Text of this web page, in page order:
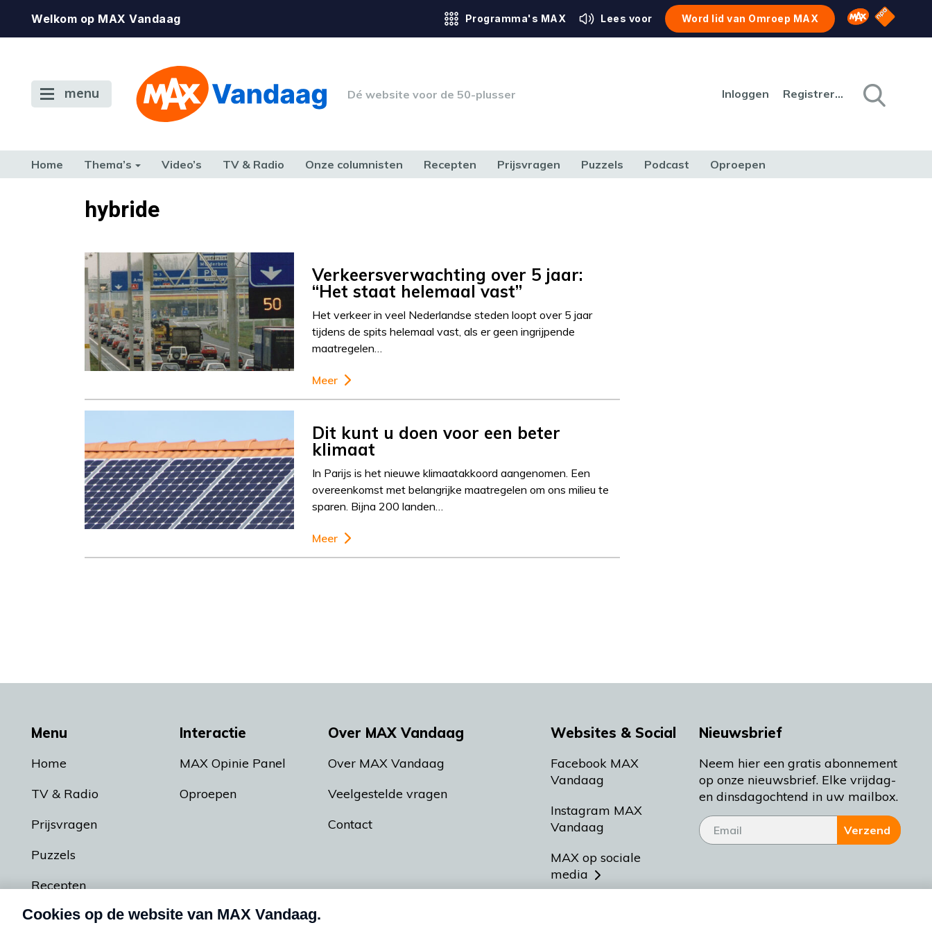
Welkom op MAX Vandaag Programma's MAX Lees voor Word lid van Omroep MAX Omroep MAX
NPO
menu Dé website voor de 50-plusser Inloggen Registreren
Home Thema’s Video’s TV & Radio Onze columnisten Recepten Prijsvragen Puzzels Podcast Oproepen
TERUG NAAR TOENhybride
Verkeersverwachting over 5 jaar:
“Het staat helemaal vast”
Het verkeer in veel Nederlandse steden loopt over 5 jaar
tijdens de spits helemaal vast, als er geen ingrijpende
maatregelen…
Meer
Dit kunt u doen voor een beter
klimaat
In Parijs is het nieuwe klimaatakkoord aangenomen. Een
overeenkomst met belangrijke maatregelen om ons milieu te
sparen. Bijna 200 landen…
Meer
Menu
Home
TV & Radio
Prijsvragen
Puzzels
Recepten
Podcasts
Interactie
MAX Opinie Panel
Oproepen
Over MAX Vandaag
Over MAX Vandaag
Veelgestelde vragen
Contact
Websites & Social
Facebook MAX
Vandaag
Instagram MAX
Vandaag
MAX op sociale
media
Nieuwsbrief
Neem hier een gratis abonnement
op onze nieuwsbrief. Elke vrijdag-
en dinsdagochtend in uw mailbox.
Verzend